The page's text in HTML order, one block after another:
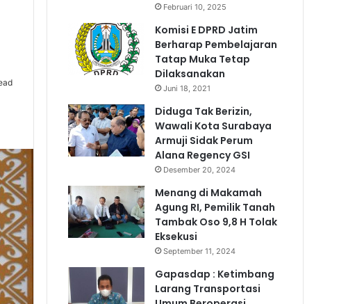
Februari 10, 2025
Komisi E DPRD Jatim
Berharap Pembelajaran
Tatap Muka Tetap
Dilaksanakan
Juni 18, 2021
Diduga Tak Berizin,
Wawali Kota Surabaya
Armuji Sidak Perum
Alana Regency GSI
Desember 20, 2024
Menang di Makamah
Agung RI, Pemilik Tanah
Tambak Oso 9,8 H Tolak
Eksekusi
September 11, 2024
Gapasdap : Ketimbang
Larang Transportasi